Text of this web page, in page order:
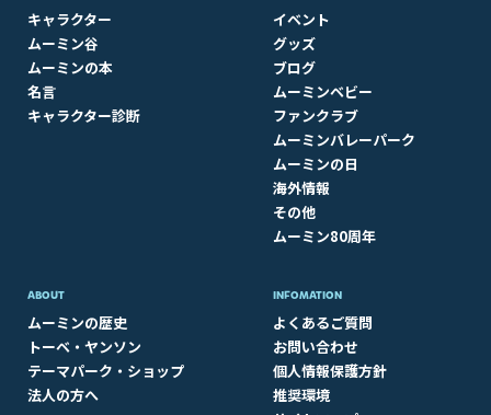
キャラクター
ムーミン谷
ムーミンの本
名言
キャラクター診断
イベント
グッズ
ブログ
ムーミンベビー
ファンクラブ
ムーミンバレーパーク
ムーミンの日
海外情報
その他
ムーミン80周年
ABOUT​
ムーミンの歴史
トーベ・ヤンソン
テーマパーク・ショップ
法人の方へ
INFOMATION
よくあるご質問
お問い合わせ
個人情報保護方針
推奨環境